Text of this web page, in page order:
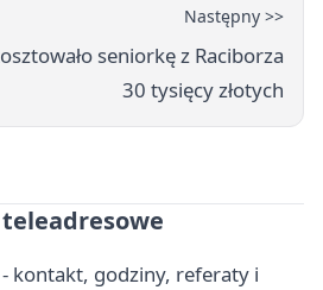
Następny >>
seniorkę z Raciborza
30 tysięcy złotych
kontakt, godziny, referaty i